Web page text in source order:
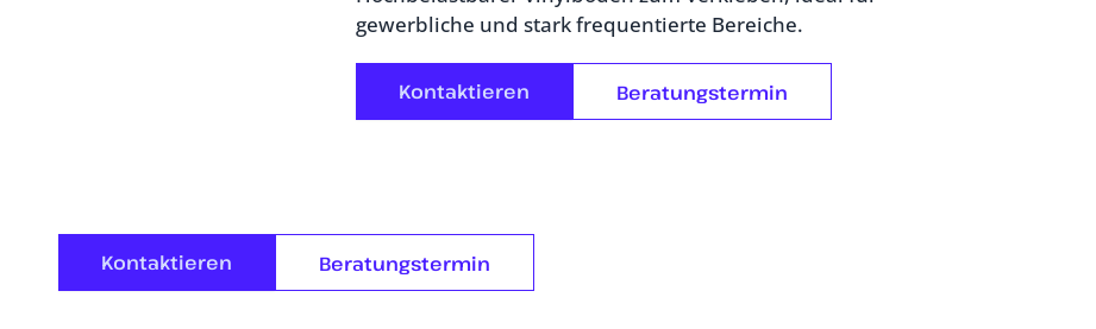
gewerbliche und stark frequentierte Bereiche.
Kontaktieren Beratungstermin
Kontaktieren Beratungstermin